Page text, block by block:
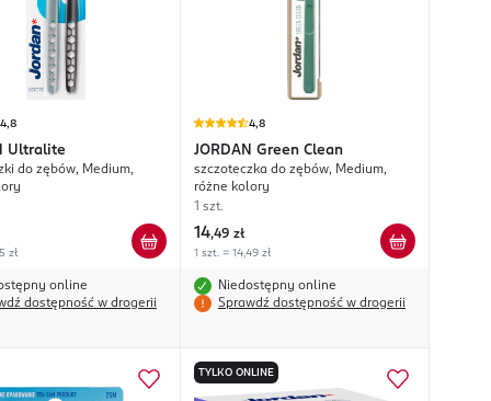
4,8
Ultralite
do zębów, Medium,
zł
online
dostępność w drogerii
4,8
JORDAN Green Clean
szczoteczka do zębów, Medium,
różne kolory
1 szt.
14,49 zł
1 szt. = 14,49 zł
Niedostępny online
Sprawdź dostępność w drogerii
TYLKO ONLINE